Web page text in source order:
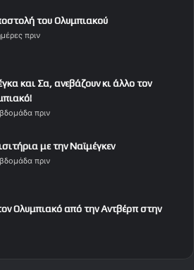
του Ολυμπιακού
πριν
και Σα, ανεβάζουν κι άλλο τον
πριν
με την Ναϊμέγκεν
πριν
Ολυμπιακό από την Αντβέρπ στην